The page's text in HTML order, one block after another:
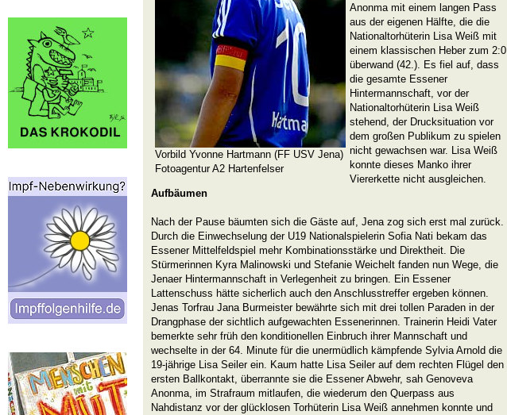
Vorbild Yvonne Hartmann (FF USV Jena)
Fotoagentur A2 Hartenfelser
Anonma mit einem langen Pass
aus der eigenen Hälfte, die die
Nationaltorhüterin Lisa Weiß mit
einem klassischen Heber zum 2:0
überwand (42.). Es fiel auf, dass
die gesamte Essener
Hintermannschaft, vor der
Nationaltorhüterin Lisa Weiß
stehend, der Drucksituation vor
dem großen Publikum zu spielen
nicht gewachsen war. Lisa Weiß
konnte dieses Manko ihrer
Viererkette nicht ausgleichen.
Aufbäumen
Nach der Pause bäumten sich die Gäste auf, Jena zog sich erst mal zurück.
Durch die Einwechselung der U19 Nationalspielerin Sofia Nati bekam das
Essener Mittelfeldspiel mehr Kombinationsstärke und Direktheit. Die
Stürmerinnen Kyra Malinowski und Stefanie Weichelt fanden nun Wege, die
Jenaer Hintermannschaft in Verlegenheit zu bringen. Ein Essener
Lattenschuss hätte sicherlich auch den Anschlusstreffer ergeben können.
Jenas Torfrau Jana Burmeister bewährte sich mit drei tollen Paraden in der
Drangphase der sichtlich aufgewachten Essenerinnen. Trainerin Heidi Vater
bemerkte sehr früh den konditionellen Einbruch ihrer Mannschaft und
wechselte in der 64. Minute für die unermüdlich kämpfende Sylvia Arnold die
19-jährige Lisa Seiler ein. Kaum hatte Lisa Seiler auf dem rechten Flügel den
ersten Ballkontakt, überrannte sie die Essener Abwehr, sah Genoveva
Anonma, im Strafraum mitlaufen, die wiederum den Querpass aus
Nahdistanz vor der glücklosen Torhüterin Lisa Weiß annehmen konnte und